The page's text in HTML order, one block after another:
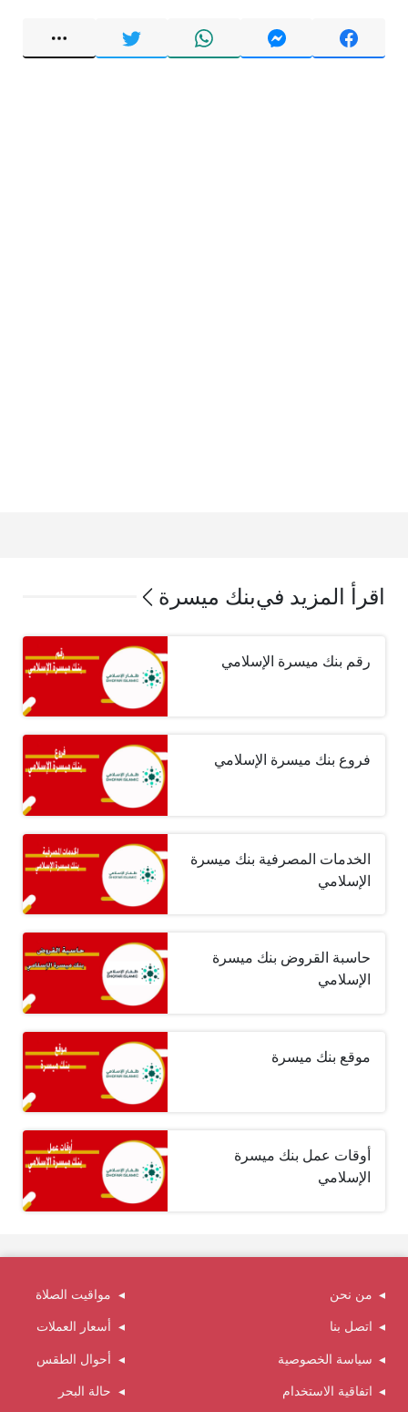
اقرأ المزيد فيبنك ميسرة
رقم بنك ميسرة الإسلامي
فروع بنك ميسرة الإسلامي
الخدمات المصرفية بنك ميسرة
الإسلامي
حاسبة القروض بنك ميسرة
الإسلامي
موقع بنك ميسرة
أوقات عمل بنك ميسرة
الإسلامي
من نحن
اتصل بنا
سياسة الخصوصية
اتفاقية الاستخدام
مواقيت الصلاة
أسعار العملات
أحوال الطقس
حالة البحر